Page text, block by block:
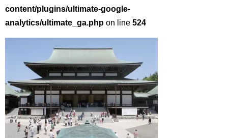
content/plugins/ultimate-google-
analytics/ultimate_ga.php on line 524